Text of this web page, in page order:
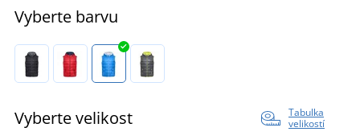
Vyberte barvu
Vyberte velikost
Tabulka
velikostí